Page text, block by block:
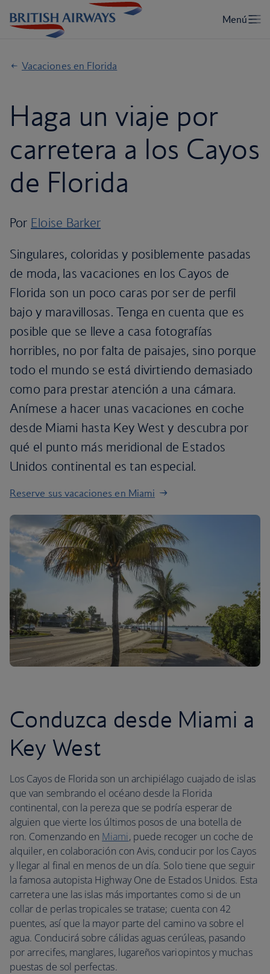
Vacaciones en Florida
Haga un viaje por
carretera a los Cayos
de Florida
Por Eloise Barker
Singulares, coloridas y posiblemente pasadas
de moda, las vacaciones en los Cayos de
Florida son un poco caras por ser de perfil
bajo y maravillosas. Tenga en cuenta que es
posible que se lleve a casa fotografías
horribles, no por falta de paisajes, sino porque
todo el mundo se está divirtiendo demasiado
como para prestar atención a una cámara.
Anímese a hacer unas vacaciones en coche
desde Miami hasta Key West y descubra por
qué el punto más meridional de Estados
Unidos continental es tan especial.
Reserve sus vacaciones en Miami
Conduzca desde Miami a
Key West
Los Cayos de Florida son un archipiélago cuajado de islas
que van sembrando el océano desde la Florida
continental, con la pereza que se podría esperar de
alguien que vierte los últimos posos de una botella de
ron. Comenzando en Miami, puede recoger un coche de
alquiler, en colaboración con Avis, conducir por los Cayos
y llegar al final en menos de un día. Solo tiene que seguir
la famosa autopista Highway One de Estados Unidos. Esta
carretera une las islas más importantes como si de un
collar de perlas tropicales se tratase; cuenta con 42
puentes, así que la mayor parte del camino va sobre el
agua. Conducirá sobre cálidas aguas cerúleas, pasando
por arrecifes, manglares, lugareños variopintos y muchas
puestas de sol perfectas.